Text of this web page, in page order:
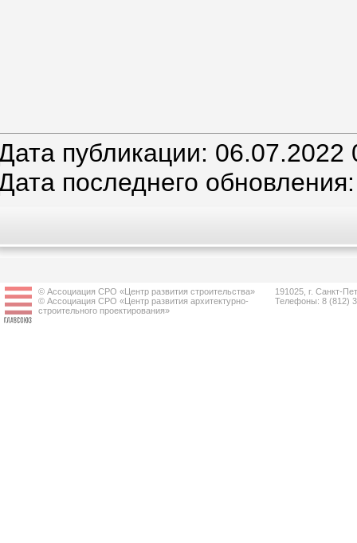
публикации: 06.07.2022
последнего
© Ассоциация СРО «Центр развития строительства»
© Ассоциация СРО «Центр развития архитектурно-
строительного проектирования»
191025, г. Санкт-
Телефоны: 8 (812)